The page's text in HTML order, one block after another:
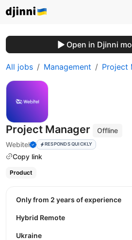
Open in Djinni
All jobs Management Project
Project Manager
Offline
Webitel
RESPONDS QUICKLY
Copy link
Product
Only from 2 years of experience
Hybrid Remote
Ukraine